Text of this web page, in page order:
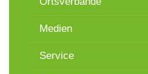
Medien
Service